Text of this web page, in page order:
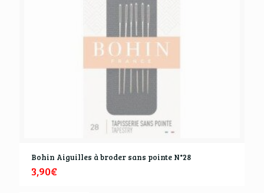
Bohin Aiguilles à broder sans pointe N°28
3,90€